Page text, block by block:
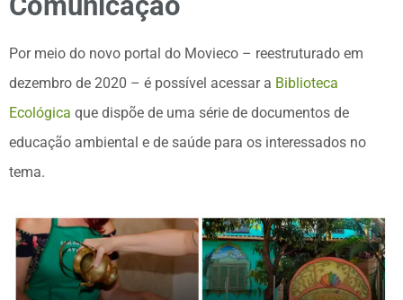
Por meio do novo portal do Movieco – reestruturado em
dezembro de 2020 – é possível acessar a Biblioteca
Ecológica que dispõe de uma série de documentos de
educação ambiental e de saúde para os interessados no
tema.